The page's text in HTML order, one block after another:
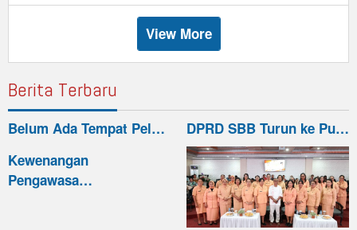
View More
Berita Terbaru
Belum Ada Tempat Pel…
DPRD SBB Turun ke Pu…
Kewenangan
Pengawasa…